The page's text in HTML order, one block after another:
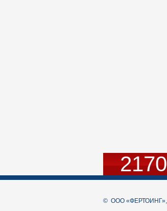
2170
© ООО «ФЕРТОИНГ»,